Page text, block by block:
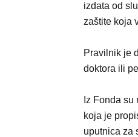
izdata od
zaštite koja
Pravilnik je
doktora ili
Iz Fonda
koja je
uputnica za